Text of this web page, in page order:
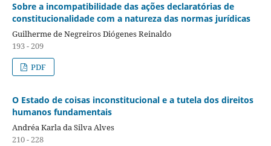
Sobre a incompatibilidade das ações declaratórias de
constitucionalidade com a natureza das normas jurídicas
Guilherme de Negreiros Diógenes Reinaldo
193 - 209
PDF
O Estado de coisas inconstitucional e a tutela dos direitos
humanos fundamentais
Andréa Karla da Silva Alves
210 - 228